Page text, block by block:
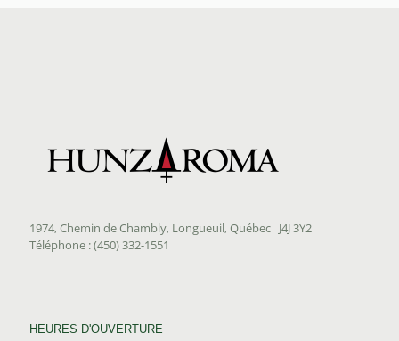
1974, Chemin de Chambly, Longueuil, Québec J4J 3Y2
Téléphone : (450) 332-1551
HEURES D'OUVERTURE